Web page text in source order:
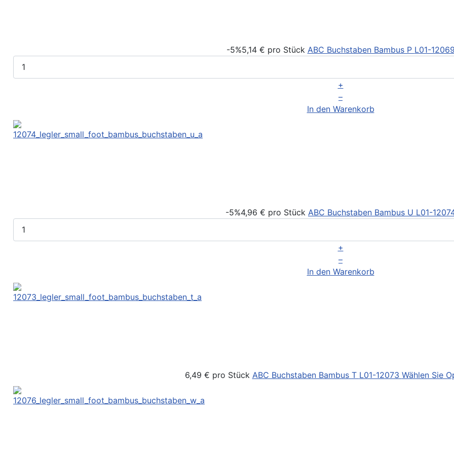
-5%5,14 € pro Stück ABC Buchstaben Bambus P L01-
+
–
In den Warenkorb
-5%4,96 € pro Stück ABC Buchstaben Bambus U L01-
+
–
In den Warenkorb
6,49 € pro Stück ABC Buchstaben Bambus T L01-12073 Wählen Sie